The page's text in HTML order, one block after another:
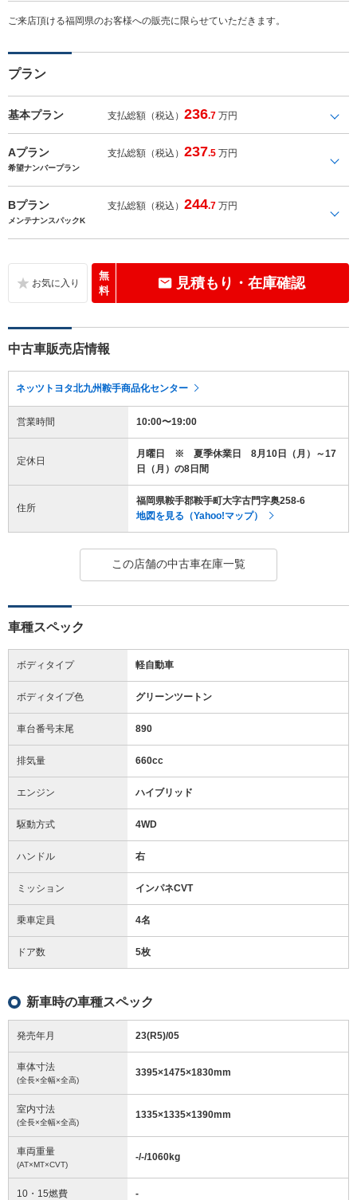
ご来店頂ける福岡県のお客様への販売に限らせていただきます。
プラン
基本プラン 支払総額（税込）236.7 万円
Aプラン 支払総額（税込）237.5 万円
希望ナンバープラン
Bプラン 支払総額（税込）244.7 万円
メンテナンスパックK
無
料
見積もり・在庫確認
中古車販売店情報
ネッツトヨタ北九州鞍手商品化センター
営業時間 10:00〜19:00
定休日
月曜日 ※ 夏季休業日 8月10日（月）～17
日（月）の8日間
住所
福岡県鞍手郡鞍手町大字古門字奥258-6
地図を見る（Yahoo!マップ）
この店舗の中古車在庫一覧
車種スペック
ボディタイプ 軽自動車
ボディタイプ色 グリーンツートン
車台番号末尾 890
排気量 660cc
エンジン ハイブリッド
駆動方式 4WD
ハンドル 右
ミッション インパネCVT
乗車定員 4名
ドア数 5枚
新車時の車種スペック
発売年月 23(R5)/05
車体寸法
(全長×全幅×全高)
3395×1475×1830mm
室内寸法
(全長×全幅×全高)
1335×1335×1390mm
車両重量
(AT×MT×CVT)
-/-/1060kg
10・15燃費 -